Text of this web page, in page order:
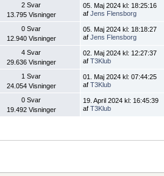
2 Svar
13.795 Visninger
05. Maj 2024 kl: 18:25:16
afJens Flensborg
0 Svar
12.940 Visninger
05. Maj 2024 kl: 18:18:27
afJens Flensborg
4 Svar
29.636 Visninger
02. Maj 2024 kl: 12:27:37
afT3Klub
1 Svar
24.054 Visninger
01. Maj 2024 kl: 07:44:25
afT3Klub
0 Svar
19.492 Visninger
19. April 2024 kl: 16:45:39
afT3Klub